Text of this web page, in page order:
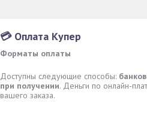
💳 Оплата Купер
Форматы оплаты
Доступны следующие способы:
при получении. Деньги по онлайн-
вашего заказа.